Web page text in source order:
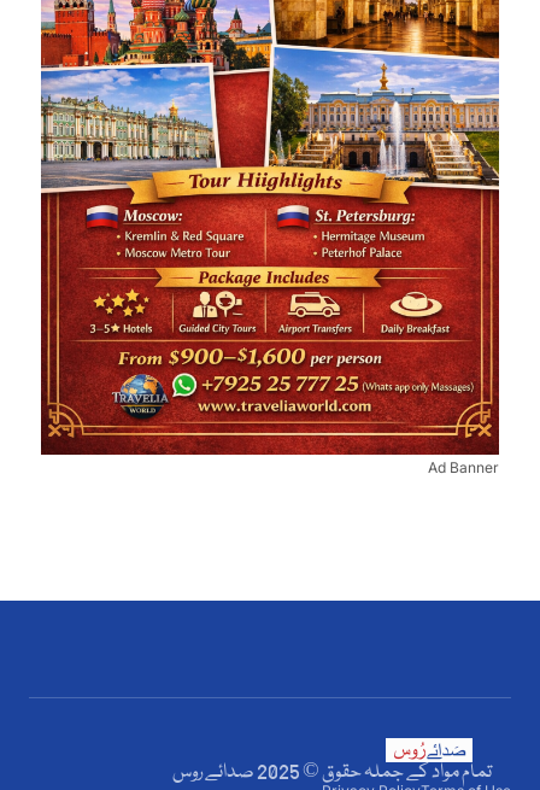
Ad Banner
تمام مواد کے جملہ حقوق © 2025 صدائے روس